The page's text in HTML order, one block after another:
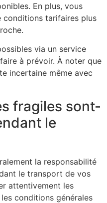
En plus, vous
conditions tarifaires plus
via un service
à prévoir. À noter que
incertaine même avec
fragiles sont-
le
la responsabilité
le transport de vos
attentivement les
conditions générales